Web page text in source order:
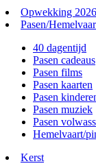
Opwekking 2026
Pasen/
40 dagentijd
Pasen cadeaus
Pasen films
Pasen kaarten
Pasen
Pasen muziek
Pasen
Hemelvaart/
Kerst